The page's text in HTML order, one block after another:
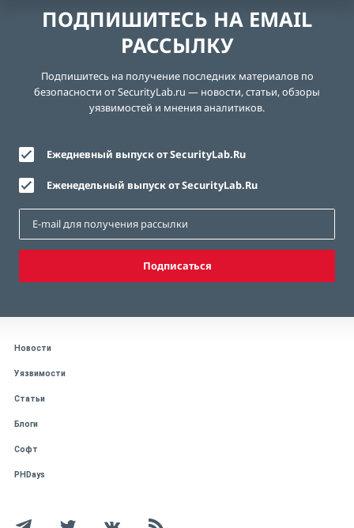
ПОДПИШИТЕСЬ НА EMAIL
РАССЫЛКУ
Подпишитесь на получение последних материалов по
безопасности от SecurityLab.ru — новости, статьи, обзоры
уязвимостей и мнения аналитиков.
Ежедневный выпуск от SecurityLab.Ru
Еженедельный выпуск от SecurityLab.Ru
Подписаться
Новости
Уязвимости
Статьи
Блоги
Софт
PHDays